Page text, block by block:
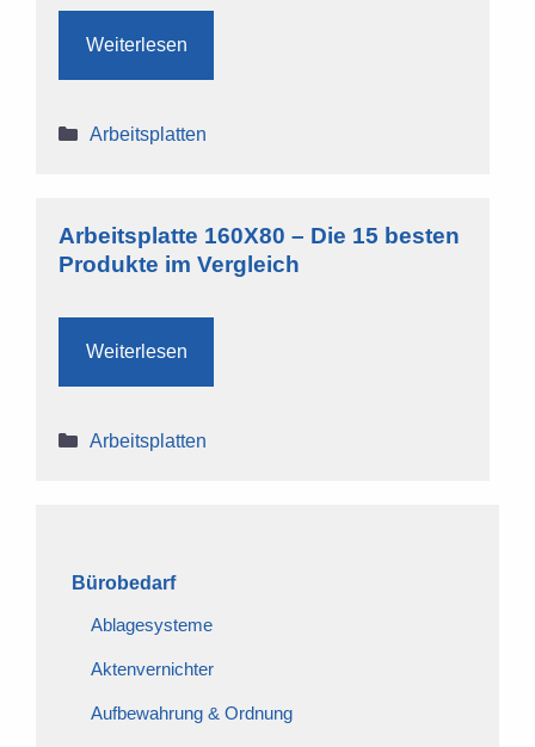
Weiterlesen
Kategorien
Arbeitsplatten
Arbeitsplatte 160X80 – Die 15 besten
Produkte im Vergleich
Weiterlesen
Kategorien
Arbeitsplatten
Bürobedarf
Ablagesysteme
Aktenvernichter
Aufbewahrung & Ordnung